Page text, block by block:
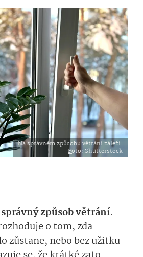
Na správném způsobu větrání záleží.
Foto: Shutterstock
správný způsob větrání.
o tom, zda
zůstane, nebo bez užitku